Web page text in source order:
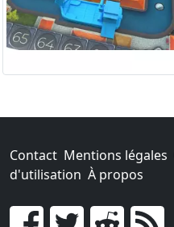
Contact Mentions légales
d'utilisation À propos